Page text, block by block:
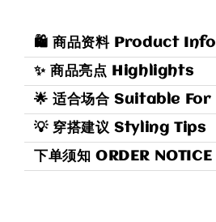
🛍 商品资料 Product Info
✨ 商品亮点 Highlights
🌟 适合场合 Suitable For
💡 穿搭建议 Styling Tips
下单须知 ORDER NOTICE